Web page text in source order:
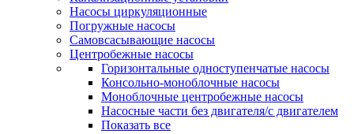
Насосы циркуляционные
Погружные насосы
Самовсасывающие насосы
Центробежные насосы
Горизонтальные одноступенчатые насосы
Консольно-моноблочные насосы
Моноблочные центробежные насосы
Насосные части без двигателя/с двигателем
Показать все